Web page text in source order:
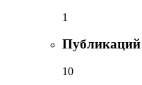
1
Публикаций
10